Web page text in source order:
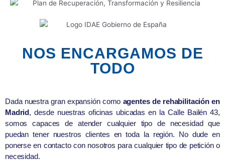
NOS ENCARGAMOS DE
TODO
Dada nuestra gran expansión como agentes de rehabilitación en
Madrid, desde nuestras oficinas ubicadas en la Calle Bailén 43,
somos capaces de atender cualquier tipo de necesidad que
puedan tener nuestros clientes en toda la región. No dude en
ponerse en contacto con nosotros para cualquier tipo de petición o
necesidad.